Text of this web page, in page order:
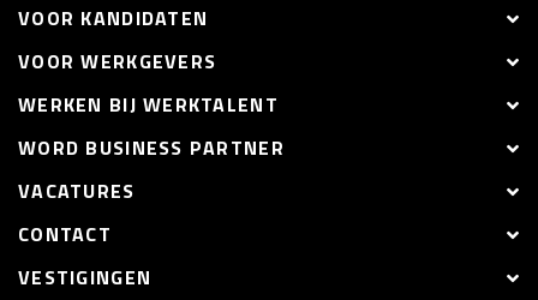
VOOR KANDIDATEN
VOOR WERKGEVERS
WERKEN BIJ WERKTALENT
WORD BUSINESS PARTNER
VACATURES
CONTACT
VESTIGINGEN